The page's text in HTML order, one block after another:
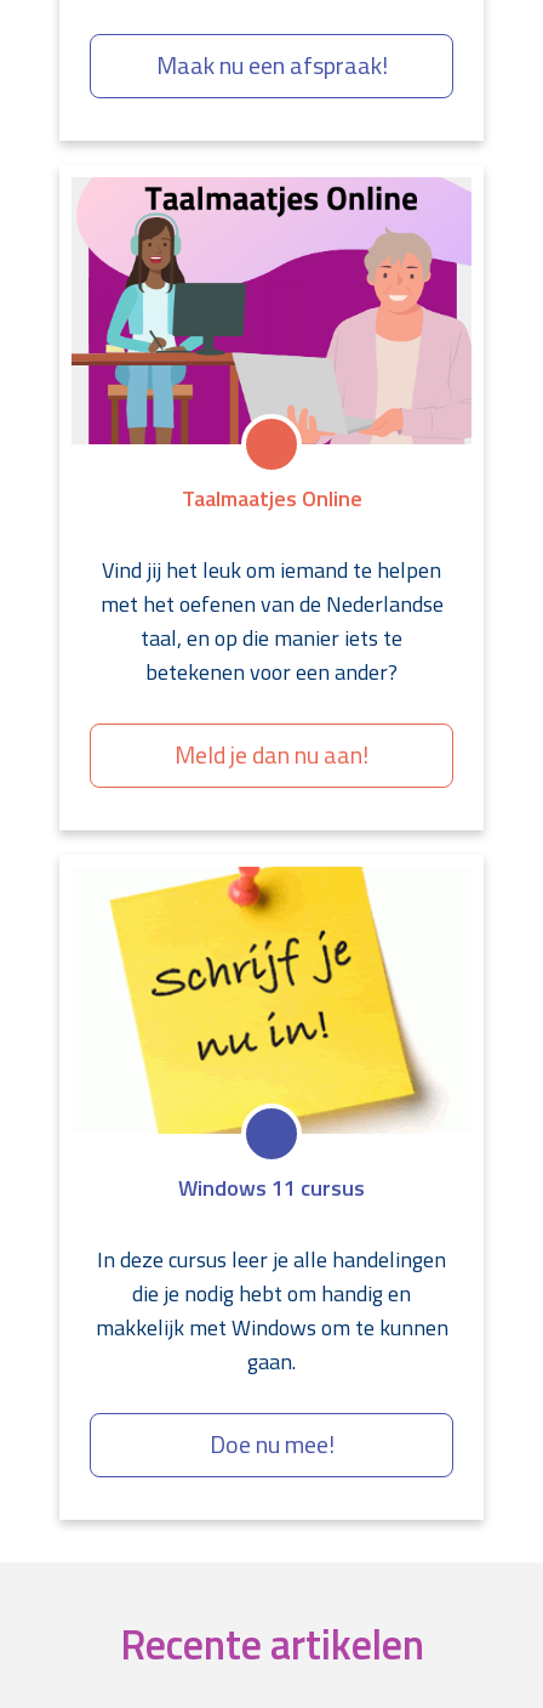
Maak nu een afspraak!
Taalmaatjes Online
Vind jij het leuk om iemand te helpen
met het oefenen van de Nederlandse
taal, en op die manier iets te
betekenen voor een ander?
Meld je dan nu aan!
Windows 11 cursus
In deze cursus leer je alle handelingen
die je nodig hebt om handig en
makkelijk met Windows om te kunnen
gaan.
Doe nu mee!
Recente artikelen